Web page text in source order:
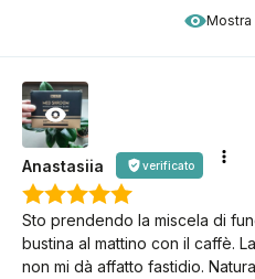
Mostra
Anastasiia verificato
Sto prendendo la miscela di
bustina al mattino con il caffè.
non mi dà affatto fastidio.